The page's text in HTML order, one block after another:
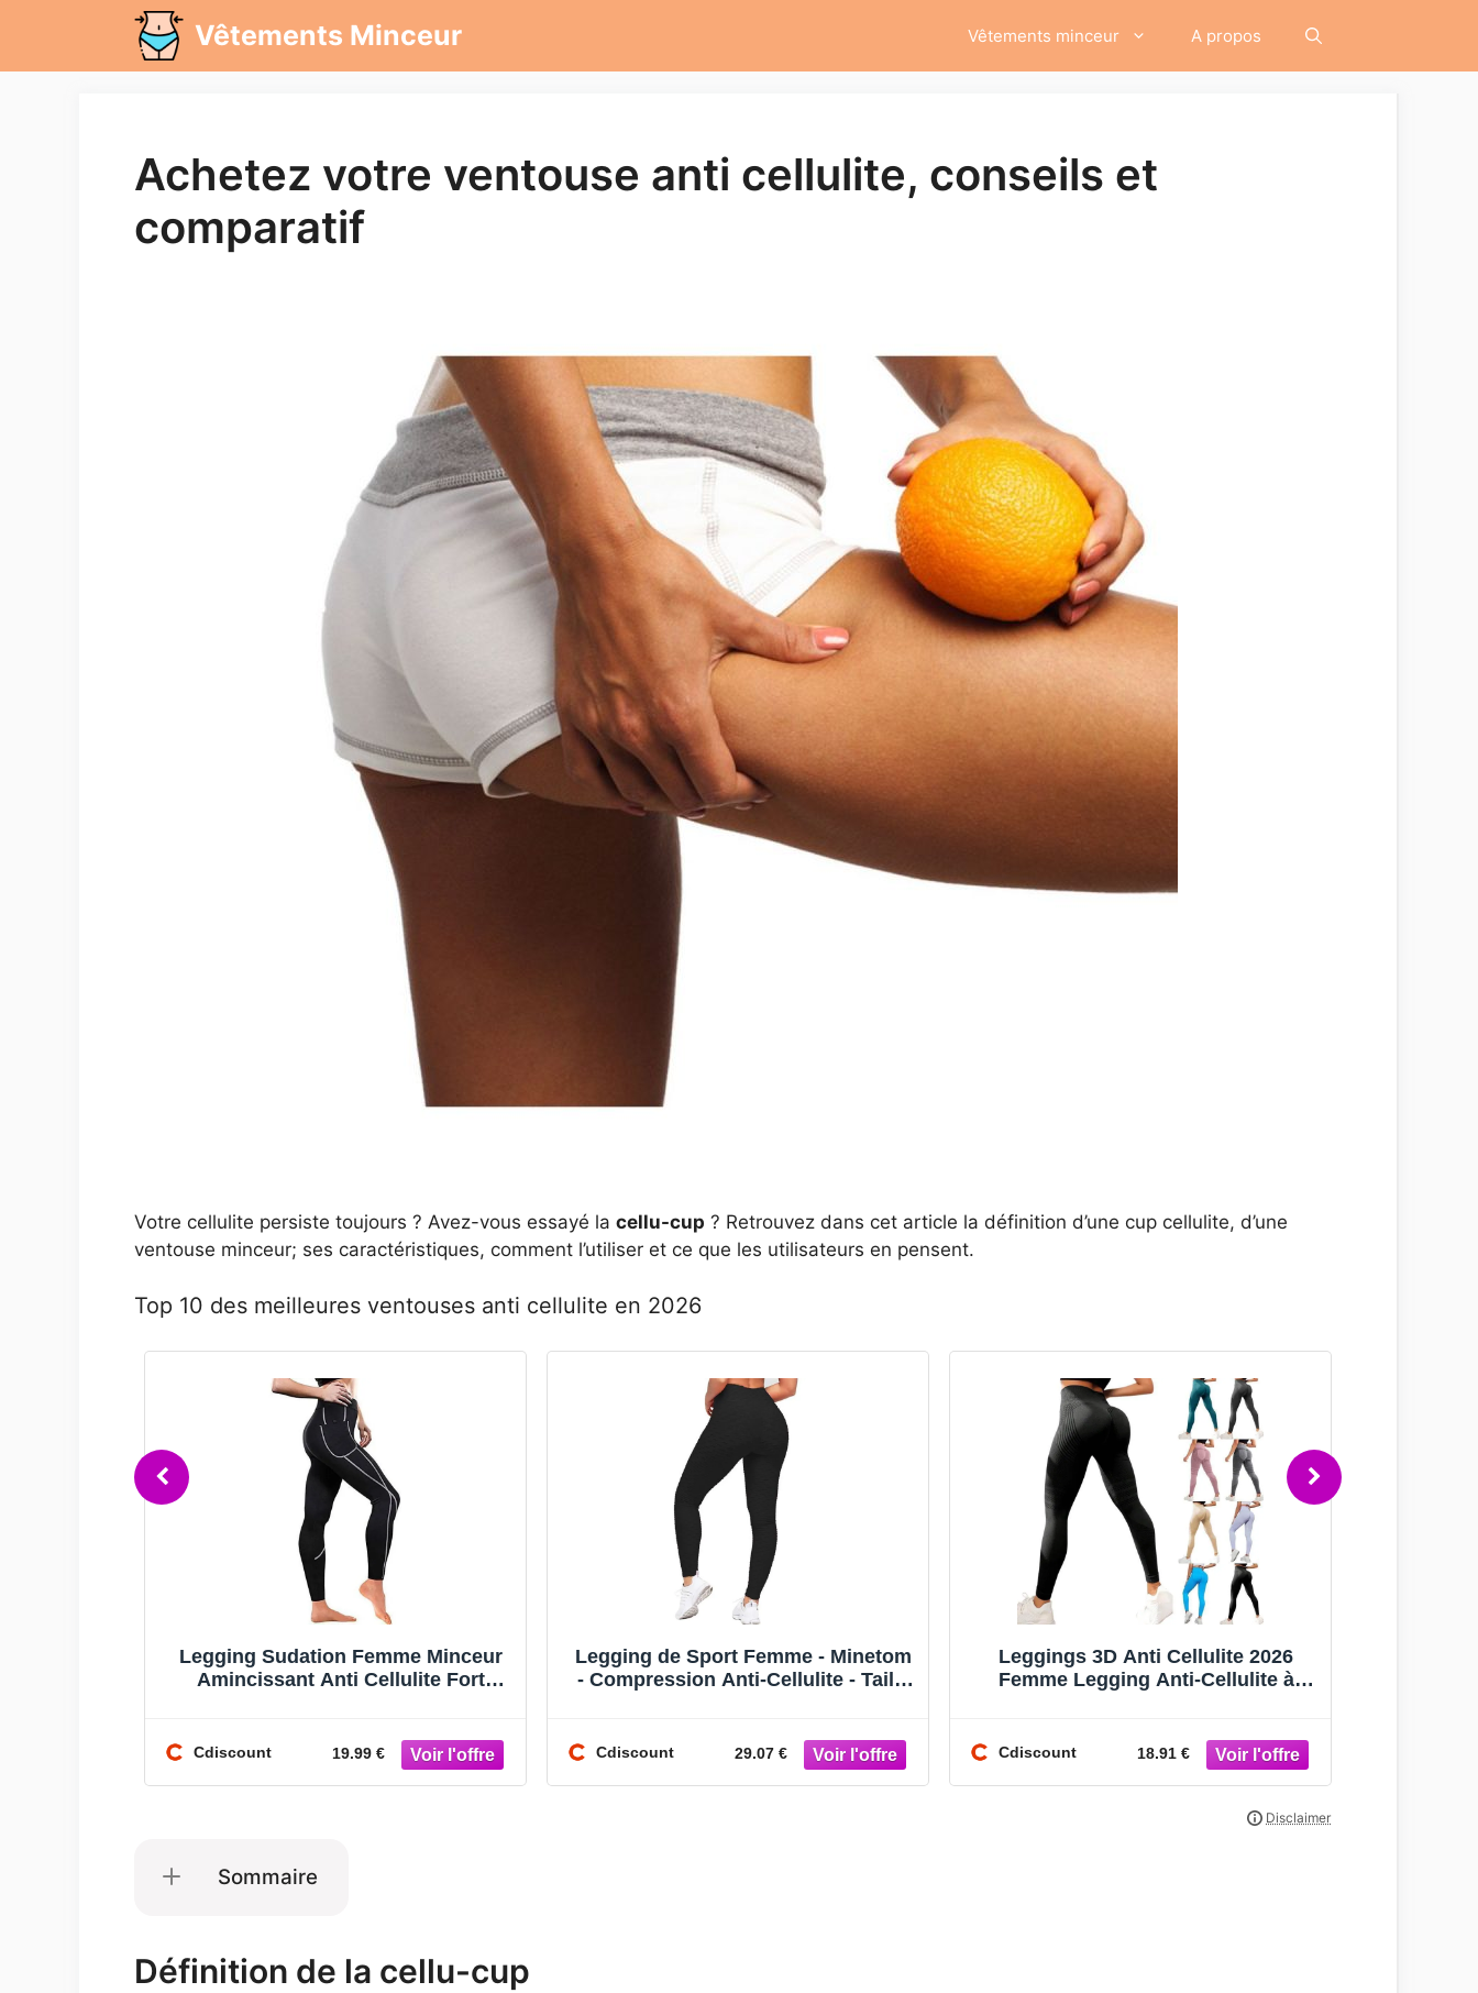
contenu
Vêtements Minceur Vêtements minceur A propos
Achetez votre ventouse anti cellulite, conseils et
comparatif
Votre cellulite persiste toujours ? Avez-vous essayé la cellu-cup ? Retrouvez dans cet article la définition d’une cup cellulite, d’une
ventouse minceur; ses caractéristiques, comment l’utiliser et ce que les utilisateurs en pensent.
Top 10 des meilleures ventouses anti cellulite en 2026
Legging Sudation Femme Minceur
Amincissant Anti Cellulite Fort
Cdiscount 19.99 €
Legging de Sport Femme - Minetom
- Compression Anti-Cellulite - Taille
Cdiscount 29.07 €
Leggings 3D Anti Cellulite 2026
Femme Legging Anti-Cellulite à
Cdiscount 18.91 €
Sommaire
Définition de la cellu-cup